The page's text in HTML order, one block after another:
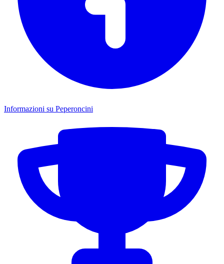
Informazioni su Peperoncini